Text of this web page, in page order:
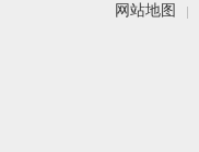
网站地图